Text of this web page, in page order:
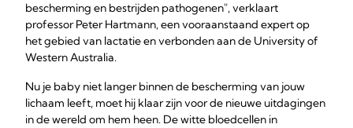
bescherming en bestrijden pathogenen", verklaart
professor Peter Hartmann, een vooraanstaand expert op
het gebied van lactatie en verbonden aan de University of
Western Australia.
Nu je baby niet langer binnen de bescherming van jouw
lichaam leeft, moet hij klaar zijn voor de nieuwe uitdagingen
in de wereld om hem heen. De witte bloedcellen in